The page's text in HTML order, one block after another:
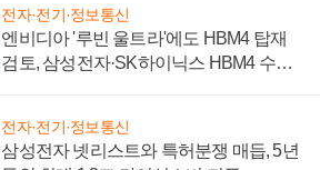
전자·전기·정보통신
엔비디아 '루빈 울트라'에도 HBM4 탑재
검토, 삼성전자·SK하이닉스 HBM4 수율
전자·전기·정보통신
삼성전자 넷리스트와 특허분쟁 매듭, 5년